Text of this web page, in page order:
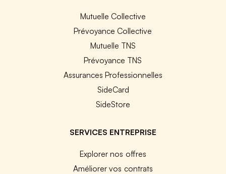
Mutuelle Collective
Prévoyance Collective
Mutuelle TNS
Prévoyance TNS
Assurances Professionnelles
SideCard
SideStore
SERVICES ENTREPRISE
Explorer nos offres
Améliorer vos contrats